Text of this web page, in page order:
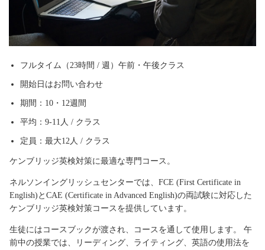
フルタイム（23時間 / 週）午前・午後クラス
開始日はお問い合わせ
期間：10・12週間
平均：9-11人 / クラス
定員：最大12人 / クラス
ケンブリッジ英検対策に最適な専門コース。
ネルソンイングリッシュセンターでは、FCE (First Certificate in
English)とCAE (Certificate in Advanced English)の両試験に対応した
ケンブリッジ英検対策コースを提供しています。
生徒にはコースブックが渡され、コースを通して使用します。 午
前中の授業では、リーディング、ライティング、英語の使用法を